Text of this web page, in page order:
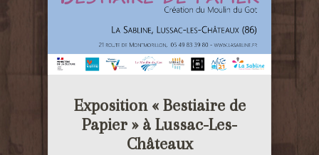
Exposition « Bestiaire de
Papier » à Lussac-Les-
Châteaux